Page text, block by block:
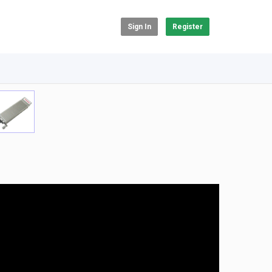
Sign In Register